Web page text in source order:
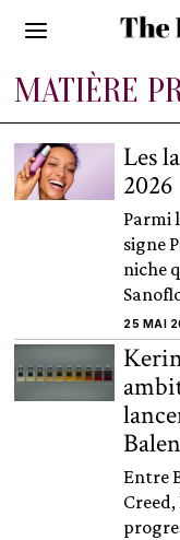
MATIÈRE
Les
2026
Parmi
signe
niche
25 MAI
Entre